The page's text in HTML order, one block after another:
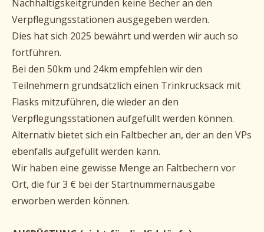
Nachhaltigskeitgründen keine Becher an den
Verpflegungsstationen ausgegeben werden.
Dies hat sich 2025 bewährt und werden wir auch so
fortführen.
Bei den 50km und 24km empfehlen wir den
Teilnehmern grundsätzlich einen Trinkrucksack mit
Flasks mitzuführen, die wieder an den
Verpflegungsstationen aufgefüllt werden können.
Alternativ bietet sich ein Faltbecher an, der an den VPs
ebenfalls aufgefüllt werden kann.
Wir haben eine gewisse Menge an Faltbechern vor
Ort, die für 3 € bei der Startnummernausgabe
erworben werden können.